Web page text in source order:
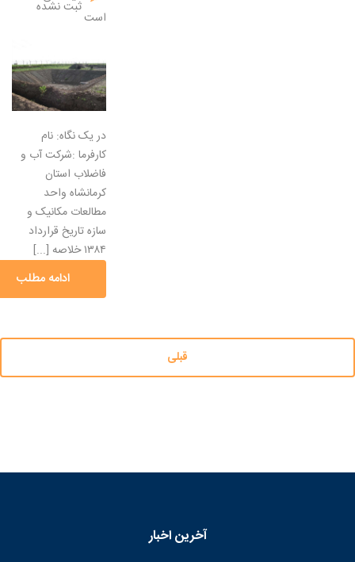
ثبت نشده
است
در یک نگاه: نام
کارفرما :شرکت آب و
فاضلاب استان
کرمانشاه واحد
مطالعات مکانیک و
سازه تاریخ قرارداد
۱۳۸۴ خلاصه [...]
ادامه مطلب
قبلی
آخرین اخبار